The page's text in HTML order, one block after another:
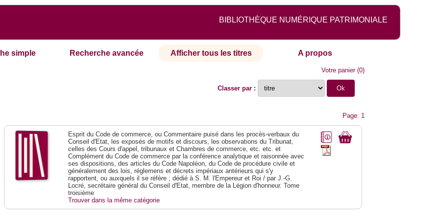
BIBLIOTHÈQUE NUMÉRIQUE PATRIMONIALE
simple Recherche avancée Afficher tous les titres A propos
Votre panier(0)
Classer par :
Page: 1
Esprit du Code de commerce, ou Commentaire puisé dans les procès-verbaux du
Conseil d'Etat, les exposés de motifs et discours, les observations du Tribunat,
celles des Cours d'appel, tribunaux et Chambres de commerce, etc. etc. et
Complément du Code de commerce par la conférence analytique et raisonnée avec
ses dispositions, des articles du Code Napoléon, du Code de procédure civile et
généralement des lois, réglemens et décrets impériaux antérieurs qui s'y
rapportent, ou auxquels il se réfère ; dédié à S. M. l'Empereur et Roi / par J.-G.
Locré, secrétaire général du Conseil d'Etat, membre de la Légion d'honneur. Tome
troisième
Trouver dans la même catégorie